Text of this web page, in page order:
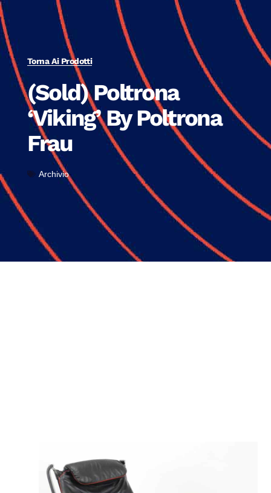
Torna Ai Prodotti
(Sold) Poltrona
‘Viking’ By Poltrona
Frau
Archivio